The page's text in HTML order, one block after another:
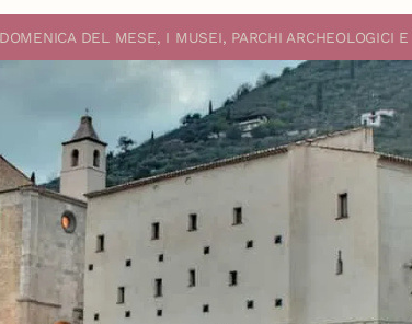
DEL MESE, I MUSEI, PARCHI ARCHEOLOGICI